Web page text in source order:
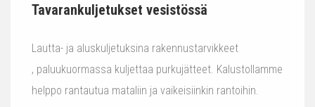
Tavarankuljetukset vesistössä
Lautta- ja aluskuljetuksina rakennustarvikkeet
, paluukuormassa kuljettaa purkujätteet. Kalustollamme
helppo rantautua mataliin ja vaikeisiinkin rantoihin.